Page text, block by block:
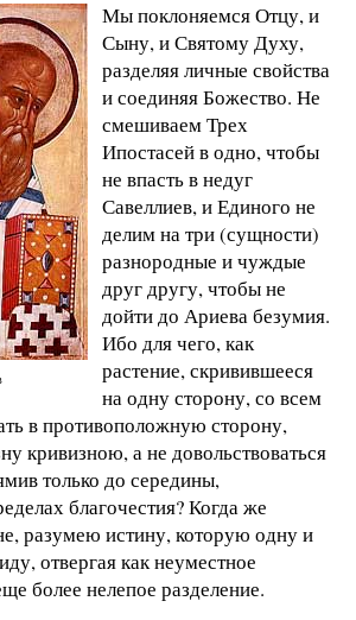
Мы поклоняемся Отцу, и
Сыну, и Святому Духу,
разделяя личные свойства
и соединяя Божество. Не
смешиваем Трех
Ипостасей в одно, чтобы
не впасть в недуг
Савеллиев, и Единого не
делим на три (сущности)
разнородные и чуждые
друг другу, чтобы не
дойти до Ариева безумия.
Ибо для чего, как
растение, скривившееся
на одну сторону, со всем
в противоположную сторону,
кривизною, а не довольствоваться
только до середины,
благочестия? Когда же
разумею истину, которую одну и
отвергая как неуместное
более нелепое разделение.